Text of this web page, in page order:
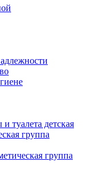
туалета детская
группа
группа